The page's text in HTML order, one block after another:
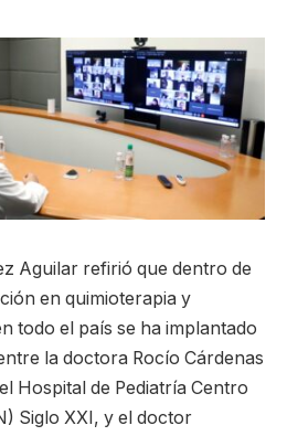
Aguilar refirió que dentro de
en quimioterapia y
todo el país se ha implantado
la doctora Rocío Cárdenas
Hospital de Pediatría Centro
Siglo XXI, y el doctor